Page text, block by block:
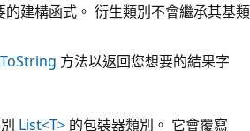
的建構函式。 衍生類別不會繼承其基類
方法以返回您想要的結果字
List<T> 的包裝器類別。 它會覆寫